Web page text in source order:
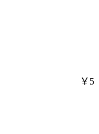
￥5